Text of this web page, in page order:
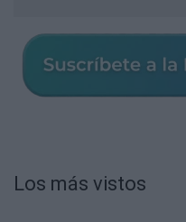
Los más vistos